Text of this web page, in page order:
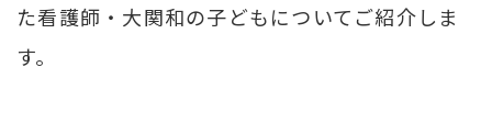
た看護師・大関和の子どもについてご紹介しま
す。